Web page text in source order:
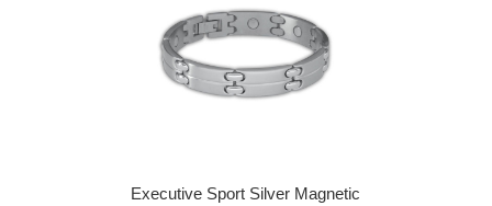
Executive Sport Silver Magnetic